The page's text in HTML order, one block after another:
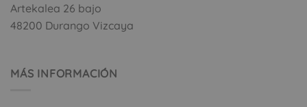
Artekalea 26 bajo
48200 Durango Vizcaya
MÁS INFORMACIÓN